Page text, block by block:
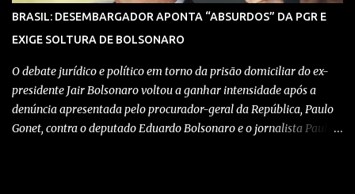
inconstitucionalidades por notáveis autoridades, fraudes e muito
perseguidos por políticos e seus assessores nos grupos de
WhatsApp! Garanta acesso ao nosso conteúdo clicando aqui , para
entrar no ...
BRASIL: DESEMBARGADOR APONTA “ABSURDOS” DA PGR E
EXIGE SOLTURA DE BOLSONARO
O debate jurídico e político em torno da prisão domiciliar do ex-
presidente Jair Bolsonaro voltou a ganhar intensidade após a
denúncia apresentada pelo procurador-geral da República, Paulo
Gonet, contra o deputado Eduardo Bolsonaro e o jornalista Paulo